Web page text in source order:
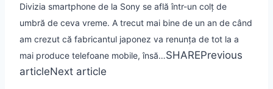
Divizia smartphone de la Sony se află într-un colț de
umbră de ceva vreme. A trecut mai bine de un an de când
am crezut că fabricantul japonez va renunța de tot la a
mai produce telefoane mobile, însă…SHAREPrevious
articleNext article